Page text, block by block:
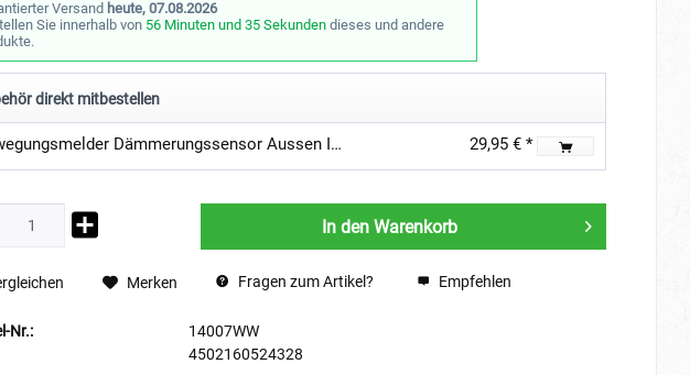
Versand heute, 07.08.2026
Sie innerhalb von 56 Minuten und 34 Sekunden dieses und andere
direkt mitbestellen
Bewegungsmelder Dämmerungssensor Aussen IP65 230VAC 29,95 € *
In den Warenkorb
Merken Fragen zum Artikel? Empfehlen
Nr.:
14007WW
4502160524328